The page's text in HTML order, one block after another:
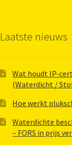
Laatste nieuws
Wat houdt IP-
(Waterdicht /
Hoe werkt
Waterdichte
– FORS in prijs